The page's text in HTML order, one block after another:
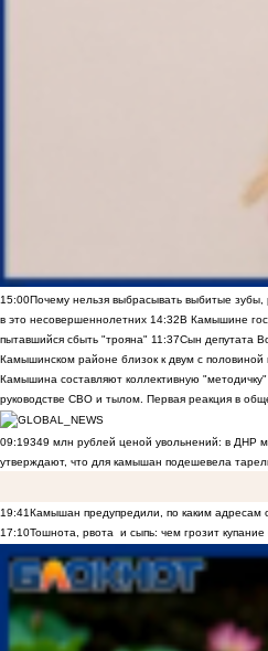
15:00Почему нельзя выбрасывать выбитые зубы,
в это несовершеннолетних 14:32В Камышине
пытавшийся сбыть "трояна" 11:37Сын депутата
Камышинском районе близок к двум с
Камышина составляют коллективную
руководстве СВО и тылом. Первая реакция в
09:19349 млн рублей ценой увольнений: в ДНР
утверждают, что для камышан подешевела
19:41Камышан предупредили, по каким адресам
17:10Тошнота, рвота и сыпь: чем грозит купание